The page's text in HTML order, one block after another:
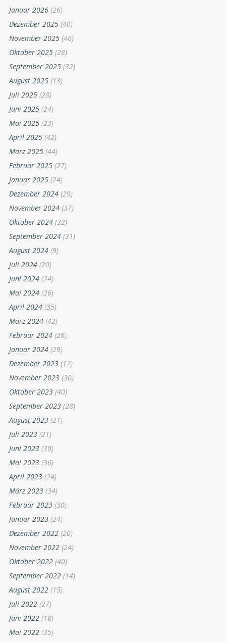
Januar 2026 (26)
Dezember 2025 (40)
November 2025 (46)
Oktober 2025 (28)
September 2025 (32)
August 2025 (13)
Juli 2025 (28)
Juni 2025 (24)
Mai 2025 (23)
April 2025 (42)
März 2025 (44)
Februar 2025 (27)
Januar 2025 (24)
Dezember 2024 (29)
November 2024 (37)
Oktober 2024 (32)
September 2024 (31)
August 2024 (9)
Juli 2024 (20)
Juni 2024 (24)
Mai 2024 (26)
April 2024 (35)
März 2024 (42)
Februar 2024 (26)
Januar 2024 (29)
Dezember 2023 (12)
November 2023 (30)
Oktober 2023 (40)
September 2023 (28)
August 2023 (21)
Juli 2023 (21)
Juni 2023 (30)
Mai 2023 (36)
April 2023 (24)
März 2023 (34)
Februar 2023 (30)
Januar 2023 (24)
Dezember 2022 (20)
November 2022 (24)
Oktober 2022 (40)
September 2022 (14)
August 2022 (15)
Juli 2022 (27)
Juni 2022 (18)
Mai 2022 (35)